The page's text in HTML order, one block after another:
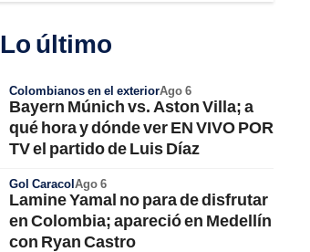
Lo último
Colombianos en el exteriorAgo 6
Bayern Múnich vs. Aston Villa; a
qué hora y dónde ver EN VIVO POR
TV el partido de Luis Díaz
Gol CaracolAgo 6
Lamine Yamal no para de disfrutar
en Colombia; apareció en Medellín
con Ryan Castro